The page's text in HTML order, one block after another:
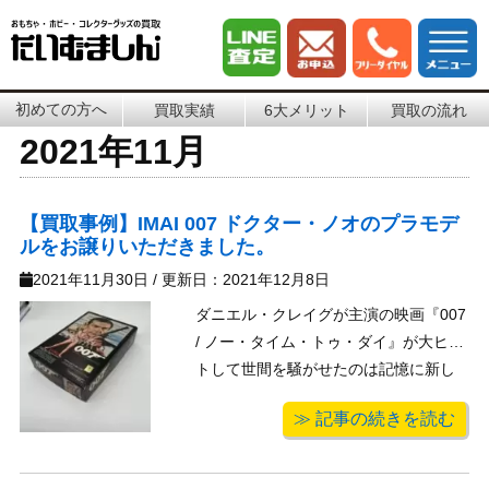
初めての方へ 買取実績 6大メリット 買取の流れ
2021年11月
【買取事例】IMAI 007 ドクター・ノオのプラモデ
ルをお譲りいただきました。
2021年11月30日 / 更新日： 2021年12月8日
ダニエル・クレイグが主演の映画『007
/ ノー・タイム・トゥ・ダイ』が大ヒッ
トして世間を騒がせたのは記憶に新し
ジェームズ・ボンドがいます。その長
ーン・コネリー主演のジェームズ・ボ
≫ 記事の続きを読む